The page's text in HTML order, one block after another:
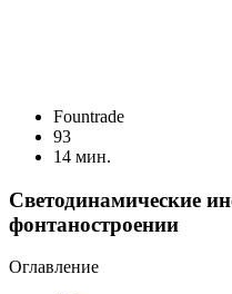
Fоuntrade
93
14 мин.
Светодинамические
фонтаностроении
Оглавление